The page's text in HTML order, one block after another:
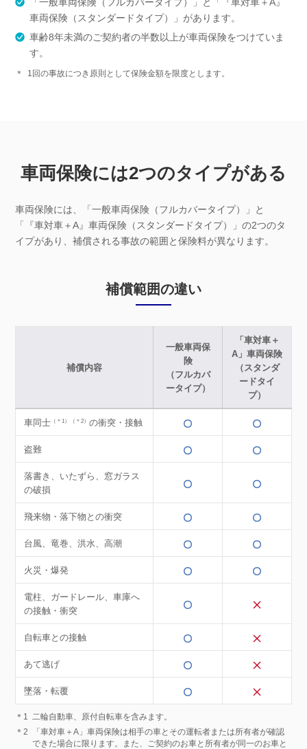
車両保険（スタンダードタイプ）」があります。
車齢8年未満のご契約者の半数以上が車両保険をつけていま
す。
＊ 1回の事故につき原則として保険金額を限度とします。
車両保険には2つのタイプがある
車両保険には、「一般車両保険（フルカバータイプ）」と
「『車対車＋A』車両保険（スタンダードタイプ）」の2つのタ
イプがあり、補償される事故の範囲と保険料が異なります。
補償範囲の違い
補償内容
一般車両保
険
（フルカバ
ータイプ）
「車対車＋
A」車両保険
（スタンダ
ードタイ
プ）
車同士 （＊1）（＊2） の衝突・接触
盗難
落書き、いたずら、窓ガラス
の破損
飛来物・落下物との衝突
台風、竜巻、洪水、高潮
火災・爆発
電柱、ガードレール、車庫へ
の接触・衝突
自転車との接触
あて逃げ
墜落・転覆
＊1 二輪自動車、原付自転車を含みます。
＊2
「車対車＋A」車両保険は相手の車とその運転者または所有者が確認
できた場合に限ります。また、ご契約のお車と所有者が同一のお車と